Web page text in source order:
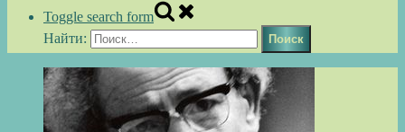
Toggle search form
Найти: